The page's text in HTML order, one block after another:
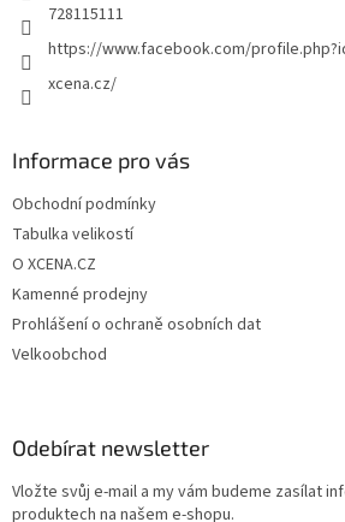
728115111
https://www.facebook.com/
xcena.cz/
Informace pro vás
Obchodní podmínky
Tabulka velikostí
O XCENA.CZ
Kamenné prodejny
Prohlášení o ochraně osobních dat
Velkoobchod
Odebírat newsletter
Vložte svůj e-mail a my vám budeme zasílat
produktech na našem e-shopu.